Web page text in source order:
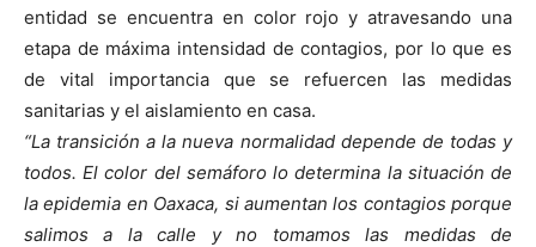
entidad se encuentra en color rojo y atravesando una
etapa de máxima intensidad de contagios, por lo que es
de vital importancia que se refuercen las medidas
sanitarias y el aislamiento en casa.
“La transición a la nueva normalidad depende de todas y
todos. El color del semáforo lo determina la situación de
la epidemia en Oaxaca, si aumentan los contagios porque
salimos a la calle y no tomamos las medidas de